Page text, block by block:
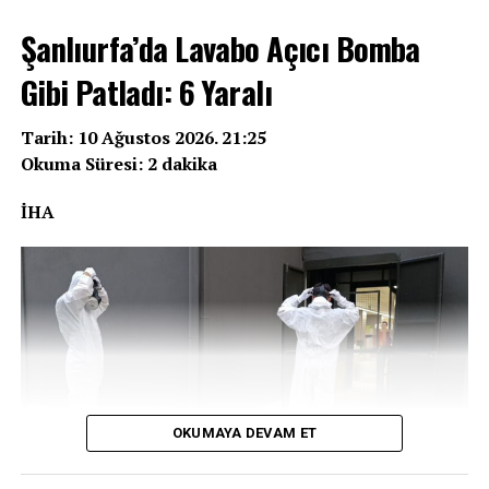
Şanlıurfa’da Lavabo Açıcı Bomba
Gibi Patladı: 6 Yaralı
Tarih: 10 Ağustos 2026. 21:25
Okuma Süresi: 2 dakika
İHA
OKUMAYA DEVAM ET